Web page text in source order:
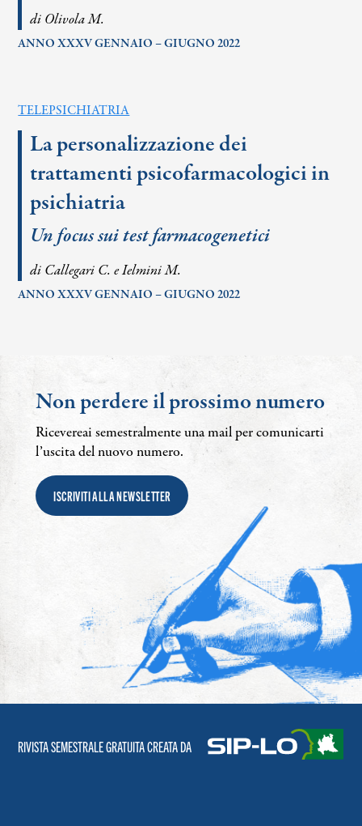
di Olivola M.
ANNO XXXV GENNAIO – GIUGNO 2022
TELEPSICHIATRIA
La personalizzazione dei
trattamenti psicofarmacologici in
psichiatria
Un focus sui test farmacogenetici
di Callegari C. e Ielmini M.
ANNO XXXV GENNAIO – GIUGNO 2022
Non perdere il prossimo numero
Ricevereai semestralmente una mail per comunicarti
l’uscita del nuovo numero.
ISCRIVITI ALLA NEWSLETTER
RIVISTA SEMESTRALE GRATUITA CREATA DA